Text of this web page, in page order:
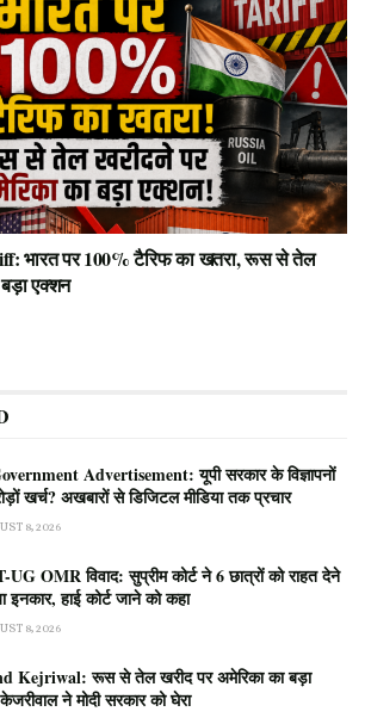
भारत पर 100% टैरिफ का खतरा, रूस से तेल
एक्शन
Advertisement: यूपी सरकार के विज्ञापनों
खर्च? अखबारों से डिजिटल मीडिया तक प्रचार
8, 2026
UG OMR विवाद: सुप्रीम कोर्ट ने 6 छात्रों को राहत देने
इनकार, हाई कोर्ट जाने को कहा
8, 2026
Kejriwal: रूस से तेल खरीद पर अमेरिका का बड़ा
ने मोदी सरकार को घेरा